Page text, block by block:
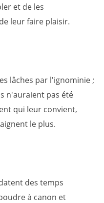
et de les
leur faire plaisir.
lâches par l'ignominie ;
n'auraient pas été
qui leur convient,
le plus.
des temps
à canon et